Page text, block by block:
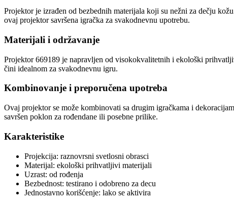
Projektor je izrađen od bezbednih materijala koji su nežni za dečju
ovaj projektor savršena igračka za svakodnevnu upotrebu.
Materijali i održavanje
Projektor 669189 je napravljen od visokokvalitetnih i ekološki
čini idealnom za svakodnevnu igru.
Kombinovanje i preporučena upotreba
Ovaj projektor se može kombinovati sa drugim igračkama i
savršen poklon za rođendane ili posebne prilike.
Karakteristike
Projekcija: raznovrsni svetlosni obrasci
Materijal: ekološki prihvatljivi materijali
Uzrast: od rođenja
Bezbednost: testirano i odobreno za decu
Jednostavno korišćenje: lako se aktivira